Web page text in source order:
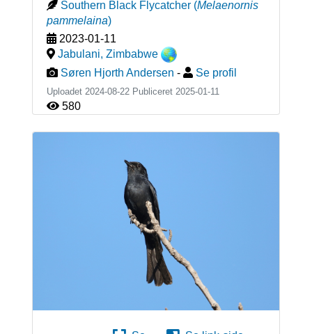
Southern Black Flycatcher (Melaenornis
pammelaina)
2023-01-11
Jabulani, Zimbabwe
Søren Hjorth Andersen - Se profil
Uploadet 2024-08-22 Publiceret 2025-01-11
580